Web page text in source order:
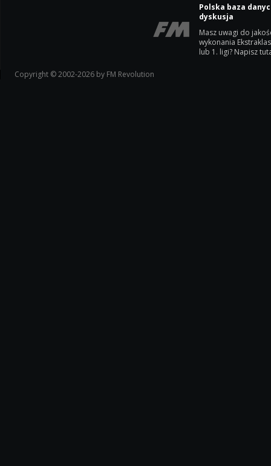
Polska baza
dyskusja
Masz uwagi do
wykonania
lub 1. ligi? Napisz
Copyright © 2002-2026 by FM Revolution